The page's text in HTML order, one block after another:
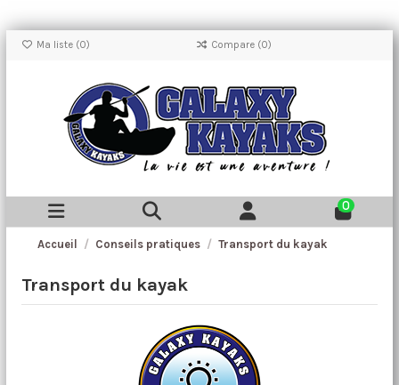
Ma liste (0) Compare (0)
0
Accueil Conseils pratiques Transport du kayak
Transport du kayak